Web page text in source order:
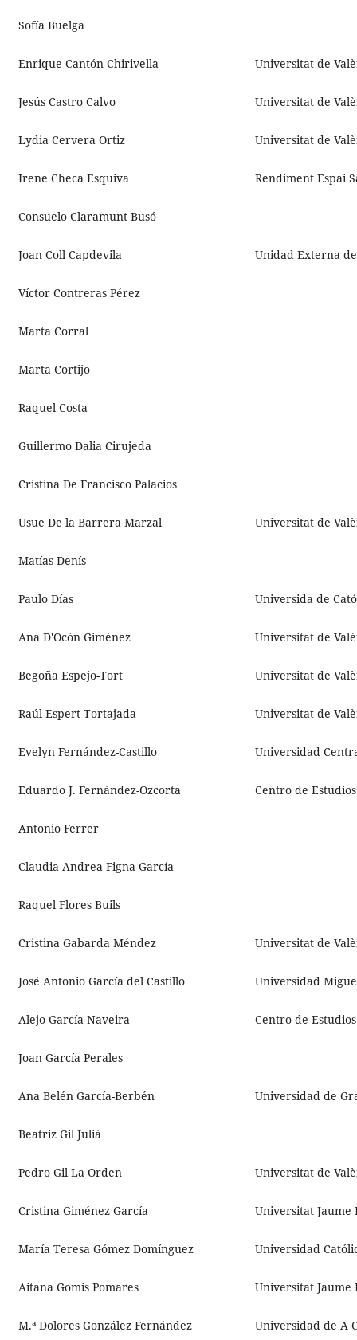
Sofía Buelga
Enrique Cantón Chirivella Universitat de
Jesús Castro Calvo Universitat de
Lydia Cervera Ortiz Universitat de
Irene Checa Esquiva Rendiment Espai
Consuelo Claramunt Busó
Joan Coll Capdevila Unidad Externa
Víctor Contreras Pérez
Marta Corral
Marta Cortijo
Raquel Costa
Guillermo Dalia Cirujeda
Cristina De Francisco Palacios
Usue De la Barrera Marzal Universitat de
Matías Denís
Paulo Días Universida de
Ana D'Ocón Giménez Universitat de
Begoña Espejo-Tort Universitat de
Raúl Espert Tortajada Universitat de
Evelyn Fernández-Castillo Universidad
Eduardo J. Fernández-Ozcorta Centro de
Antonio Ferrer
Claudia Andrea Figna García
Raquel Flores Buils
Cristina Gabarda Méndez Universitat de
José Antonio García del Castillo Universidad
Alejo García Naveira Centro de
Joan García Perales
Ana Belén García-Berbén Universidad de
Beatriz Gil Juliá
Pedro Gil La Orden Universitat de
Cristina Giménez García Universitat Jaume
María Teresa Gómez Domínguez Universidad
Aitana Gomis Pomares Universitat Jaume
M.ª Dolores González Fernández Universidad de A